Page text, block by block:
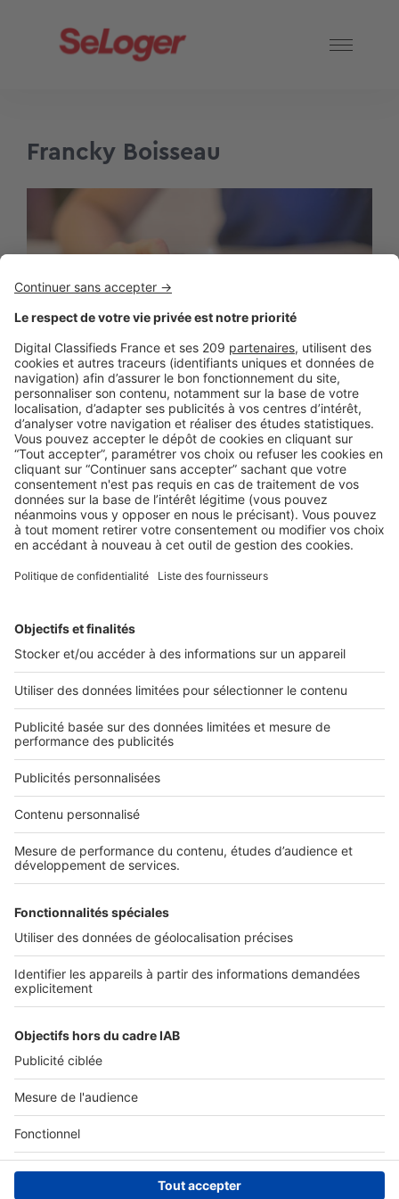
Francky Boisseau
LA LÉGISLATION
Comment mieux gérer ses impayés de
loyer ?
2 rue des Italiens 75009 Paris
01 53 38 80 00
Nos solutions pro
Actualités pro
Nous contacter
Connexion à My SeLoger Pro
Espace Presse